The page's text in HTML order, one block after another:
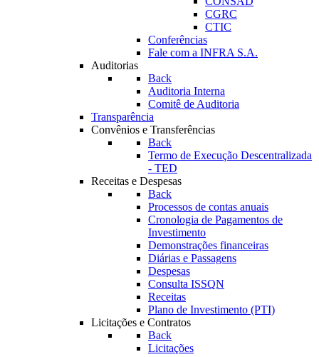
CGRC
CTIC
Conferências
Fale com a INFRA S.A.
Auditorias
Back
Auditoria Interna
Comitê de Auditoria
Transparência
Convênios e Transferências
Back
Termo de Execução Descentralizada
- TED
Receitas e Despesas
Back
Processos de contas anuais
Cronologia de Pagamentos de
Investimento
Demonstrações financeiras
Diárias e Passagens
Despesas
Consulta ISSQN
Receitas
Plano de Investimento (PTI)
Licitações e Contratos
Back
Licitações